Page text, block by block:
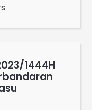
1444H